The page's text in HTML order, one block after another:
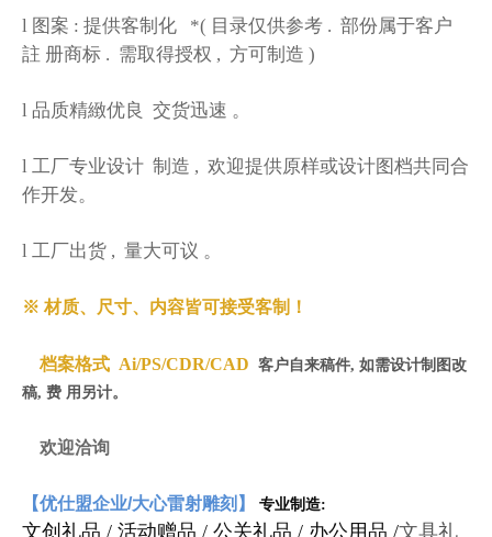
l 图案 : 提供客制化 *( 目录仅供参考 . 部份属于客户
註 册商标 . 需取得授权 , 方可制造 )
l 品质精緻优良 交货迅速 。
l 工厂专业设计 制造 , 欢迎提供原样或设计图档共同合
作开发。
l 工厂出货 , 量大可议 。
※ 材质、尺寸、内容皆可接受客制！
档案格式 Ai/PS/CDR/CAD 客户自来稿件, 如需设计制图改
稿, 费 用另计。
欢迎洽询
【优仕盟企业/大心雷射雕刻】 专业制造:
文创礼品 / 活动赠品 / 公关礼品 / 办公用品 /文具礼